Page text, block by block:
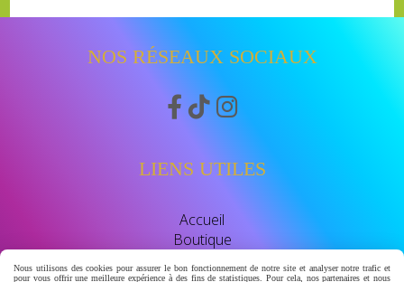
NOS RÉSEAUX SOCIAUX
  
LIENS UTILES
Accueil
Boutique
Nous utilisons des cookies pour assurer le bon fonctionnement de notre site et analyser notre trafic et
pour vous offrir une meilleure expérience à des fins de statistiques. Pour cela, nos partenaires et nous